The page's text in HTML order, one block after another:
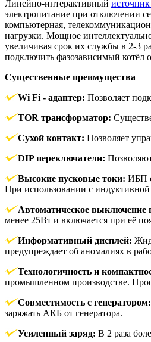
Линейно-интерактивный
электропитание при отключении
компьютерная,
нагрузки. Мощное
увеличивая срок их службы в 2-3
подключить фазозависимый котёл
Существенные преимущества
Wi Fi - адаптер: Позволяет
TOR трансформатор:
Сухой контакт: Позволяет
DIP переключатели:
Высокие пусковые токи: ИБП
При использовании с
Автоматическое выключение
менее 25Вт и включается при её
Информативный дисплей:
предупреждает об аномалиях в
Технологичность и
промышленном производстве.
Совместимость с генератором:
заряжать АКБ от генератора.
Усиленный заряд: В 2 раза